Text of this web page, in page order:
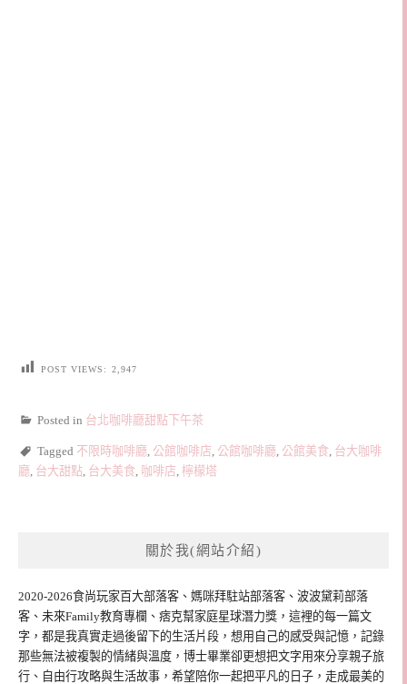
POST VIEWS: 2,947
Posted in 台北咖啡廳甜點下午茶
Tagged 不限時咖啡廳 公館咖啡店 公館咖啡廳 公館美食 台大咖啡
廳 台大甜點 台大美食 咖啡店 檸檬塔
關於我(網站介紹)
2020-2026食尚玩家百大部落客、媽咪拜駐站部落客、波波黛莉部落
客、未來Family教育專欄、痞克幫家庭星球潛力獎，這裡的每一篇文
字，都是我真實走過後留下的生活片段，想用自己的感受與記憶，記錄
那些無法被複製的情緒與溫度，博士畢業卻更想把文字用來分享親子旅
行、自由行攻略與生活故事，希望陪你一起把平凡的日子，走成最美的